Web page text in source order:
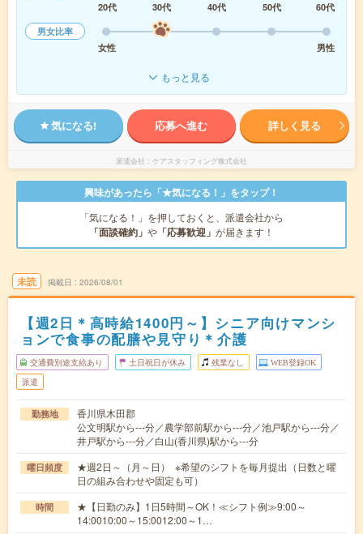
20代
30代 40代 50代
60代
男女比率
女性
男性
もっと見る
気になる! 応募へ進む 詳しく見る
派遣会社 ケアスタッフィング株式会社
興味があったら「★気になる！」をタップ！
「気になる！」を押しておくと、派遣会社から
「面談確約」 や 「応募歓迎」 が届きます！
未読 掲載日 2026/08/01
【週2日＊高時給1400円～】シニア向けマンシ
ョンで食事の配膳や見守り＊介護
交通費別途支給あり 土日祝日が休み 残業なし WEB登録OK
派遣
勤務地
香川県木田郡
公文明駅から---分／農学部前駅から---分／池戸駅から---分／
井戸駅から---分／白山(香川県)駅から---分
曜日頻度
★週2日～（月～日） ※希望のシフトを毎月提出（日数と曜
日の組み合わせや固定も可）
時間
★【日勤のみ】1日5時間～OK！≪シフト例≫9:00～
14:0010:00～15:0012:00～1…